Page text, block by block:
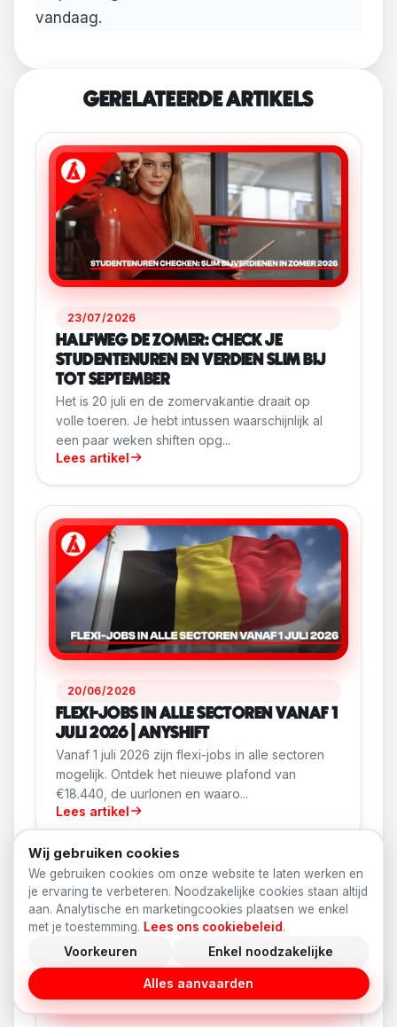
vandaag.
GERELATEERDE ARTIKELS
23/07/2026
HALFWEG DE ZOMER: CHECK JE
STUDENTENUREN EN VERDIEN SLIM BIJ
TOT SEPTEMBER
Het is 20 juli en de zomervakantie draait op
volle toeren. Je hebt intussen waarschijnlijk al
een paar weken shiften opg...
Lees artikel
20/06/2026
FLEXI-JOBS IN ALLE SECTOREN VANAF 1
JULI 2026 | ANYSHIFT
Vanaf 1 juli 2026 zijn flexi-jobs in alle sectoren
mogelijk. Ontdek het nieuwe plafond van
€18.440, de uurlonen en waaro...
Lees artikel
Wij gebruiken cookies
We gebruiken cookies om onze website te laten werken en
je ervaring te verbeteren. Noodzakelijke cookies staan altijd
aan. Analytische en marketingcookies plaatsen we enkel
met je toestemming. Lees ons cookiebeleid.
Voorkeuren Enkel noodzakelijke
Alles aanvaarden